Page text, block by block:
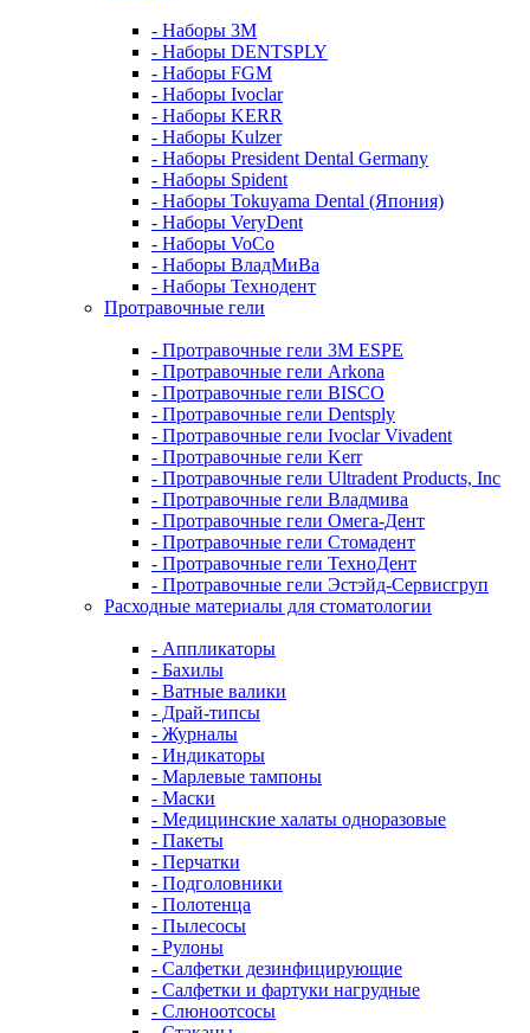
- Наборы 3М
- Наборы DENTSPLY
- Наборы FGM
- Наборы Ivoclar
- Наборы KERR
- Наборы Kulzer
- Наборы President Dental Germany
- Наборы Spident
- Наборы Tokuyama Dental (Япония)
- Наборы VeryDent
- Наборы VoCo
- Наборы ВладМиВа
- Наборы Технодент
Протравочные гели
- Протравочные гели 3М ESPE
- Протравочные гели Arkona
- Протравочные гели BISCO
- Протравочные гели Dentsply
- Протравочные гели Ivoclar Vivadent
- Протравочные гели Kerr
- Протравочные гели Ultradent Products, Inc
- Протравочные гели Владмива
- Протравочные гели Омега-Дент
- Протравочные гели Стомадент
- Протравочные гели ТехноДент
- Протравочные гели Эстэйд-Сервисгруп
Расходные материалы для стоматологии
- Аппликаторы
- Бахилы
- Ватные валики
- Драй-типсы
- Журналы
- Индикаторы
- Марлевые тампоны
- Маски
- Медицинские халаты одноразовые
- Пакеты
- Перчатки
- Подголовники
- Полотенца
- Пылесосы
- Рулоны
- Салфетки дезинфицирующие
- Салфетки и фартуки нагрудные
- Слюноотсосы